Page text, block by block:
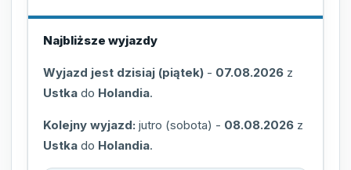
Najbliższe wyjazdy
Wyjazd jest dzisiaj (piątek) - 07.08.2026 z
Ustka do Holandia.
Kolejny wyjazd: jutro (sobota) - 08.08.2026 z
Ustka do Holandia.